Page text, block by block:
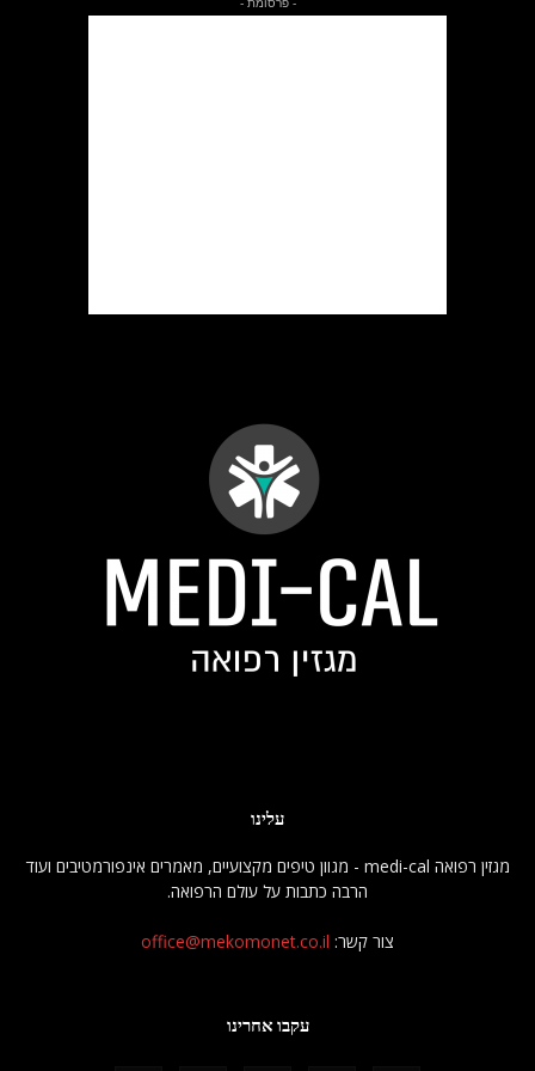
- פרסומת -
עלינו
מגזין רפואה medi-cal - מגוון טיפים מקצועיים, מאמרים אינפורמטיבים ועוד
הרבה כתבות על עולם הרפואה.
צור קשר: office@mekomonet.co.il
עקבו אחרינו